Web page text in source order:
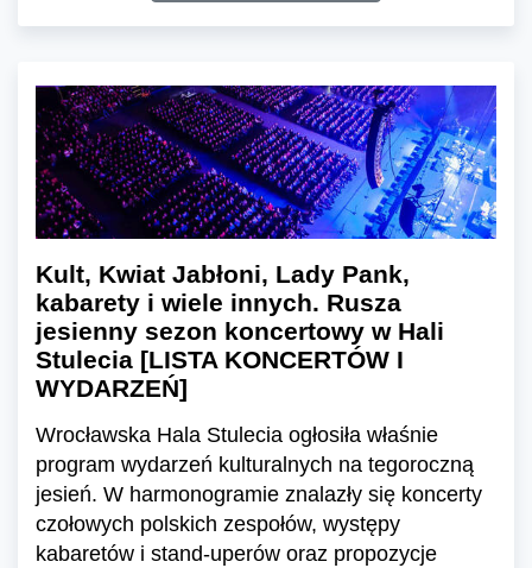
Kult, Kwiat Jabłoni, Lady Pank,
kabarety i wiele innych. Rusza
jesienny sezon koncertowy w Hali
Stulecia [LISTA KONCERTÓW I
WYDARZEŃ]
Wrocławska Hala Stulecia ogłosiła właśnie
program wydarzeń kulturalnych na tegoroczną
jesień. W harmonogramie znalazły się koncerty
czołowych polskich zespołów, występy
kabaretów i stand-uperów oraz propozycje